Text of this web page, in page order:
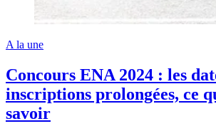
A la une
Concours ENA 2024 : les
inscriptions prolongées, ce
savoir